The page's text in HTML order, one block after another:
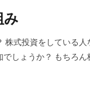
み
株式投資をしている
しょうか？ もちろ